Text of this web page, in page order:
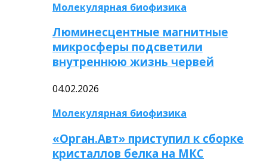
Молекулярная биофизика
Люминесцентные магнитные
микросферы подсветили
внутреннюю жизнь червей
04.02.2026
Молекулярная биофизика
«Орган.Авт» приступил к сборке
кристаллов белка на МКС